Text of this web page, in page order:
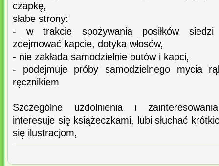
czapkę,
słabe strony:
- w trakcie spożywania posiłków siedzi
zdejmować kapcie, dotyka włosów,
- nie zakłada samodzielnie butów i kapci,
- podejmuje próby samodzielnego mycia
ręcznikiem
Szczególne uzdolnienia i
interesuje się książeczkami, lubi słuchać
się ilustracjom,